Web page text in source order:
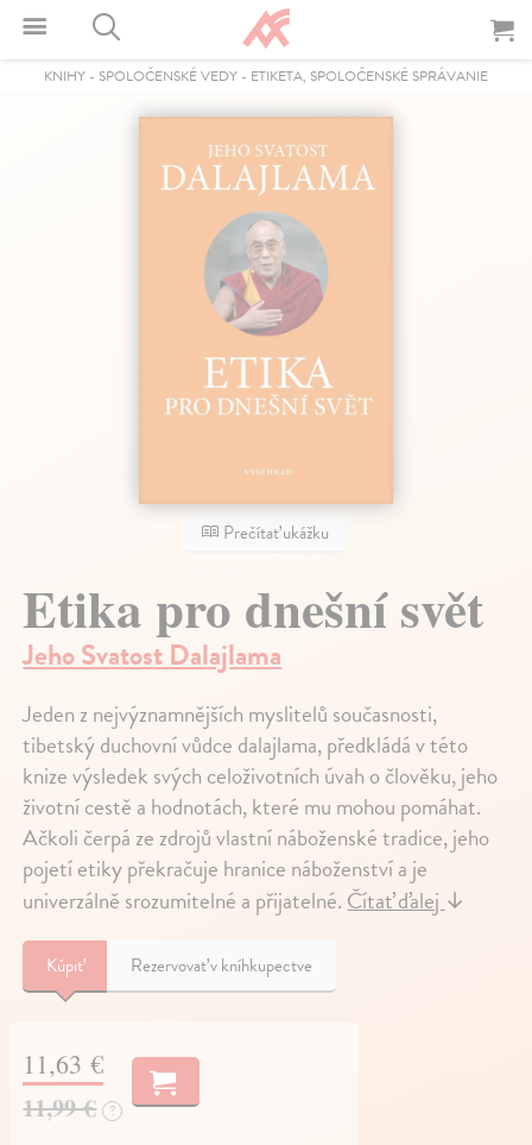
KNIHY - SPOLOČENSKÉ VEDY - ETIKETA, SPOLOČENSKÉ SPRÁVANIE
Prečítať ukážku
Etika pro dnešní svět
Jeho Svatost Dalajlama
Jeden z nejvýznamnějších myslitelů současnosti,
tibetský duchovní vůdce dalajlama, předkládá v této
knize výsledek svých celoživotních úvah o člověku, jeho
životní cestě a hodnotách, které mu mohou pomáhat.
Ačkoli čerpá ze zdrojů vlastní náboženské tradice, jeho
pojetí etiky překračuje hranice náboženství a je
univerzálně srozumitelné a přijatelné.Čítať ďalej↓
Kúpiť Rezervovať v kníhkupectve
11,63 €
11,99 € ?